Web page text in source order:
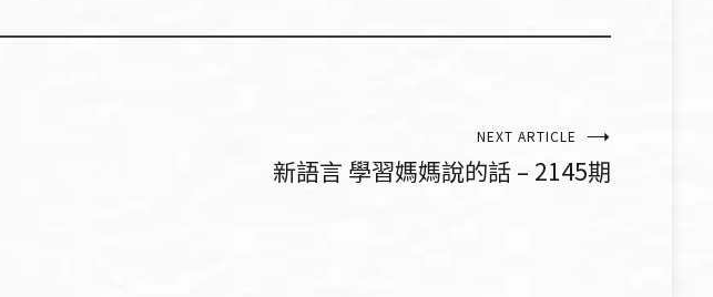
NEXT ARTICLE
新語言 學習媽媽說的話 – 2145期